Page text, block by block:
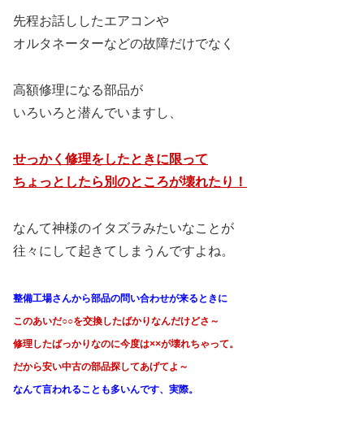
先程お話ししたエアコンや
オルタネーターなどの故障だけでなく
高額修理になる部品が
いろいろと潜んでいますし、
せっかく修理をしたときに限って
ちょっとしたら別のところが壊れたり！
なんて神様のイタズラみたいなことが
往々にして起きてしまうんですよね。
整備工場さんから部品の問い合わせが来るときに
このあいだ○○を交換したばかりなんだけどさ～
修理したばっかりなのに今度は××が壊れちゃって。
だから安い中古の部品探してあげてよ～
なんて言われることも多いんです、実際。